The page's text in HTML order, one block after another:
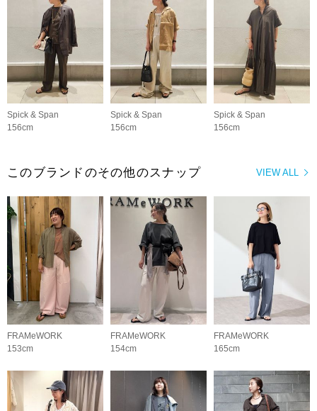
Spick & Span
156cm
Spick & Span
156cm
Spick & Span
156cm
VIEW ALL
このブランドのその他のスナップ
FRAMeWORK
153cm
FRAMeWORK
154cm
FRAMeWORK
165cm